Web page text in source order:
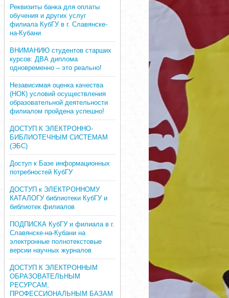
Реквизиты банка для оплаты
обучения и других услуг
филиала КубГУ в г. Славянске-
на-Кубани
ВНИМАНИЮ студентов старших
курсов: ДВА диплома
одновременно – это реально!
Независимая оценка качества
(НОК) условий осуществления
образовательной деятельности
филиалом пройдена успешно!
ДОСТУП К ЭЛЕКТРОННО-
БИБЛИОТЕЧНЫМ СИСТЕМАМ
(ЭБС)
Доступ к Базе информационных
потребностей КубГУ
ДОСТУП к ЭЛЕКТРОННОМУ
КАТАЛОГУ библиотеки КубГУ и
библиотек филиалов
ПОДПИСКА КубГУ и филиала в г.
Славянске-на-Кубани на
электронные полнотекстовые
версии научных журналов
ДОСТУП К ЭЛЕКТРОННЫМ
ОБРАЗОВАТЕЛЬНЫМ
РЕСУРСАМ,
ПРОФЕССИОНАЛЬНЫМ БАЗАМ